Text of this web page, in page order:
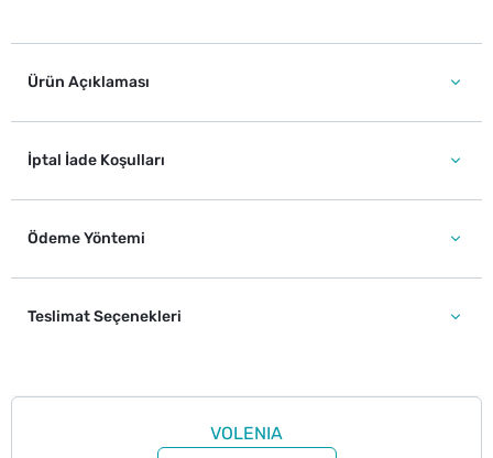
Ürün Açıklaması
İptal İade Koşulları
Ödeme Yöntemi
Teslimat Seçenekleri
VOLENIA